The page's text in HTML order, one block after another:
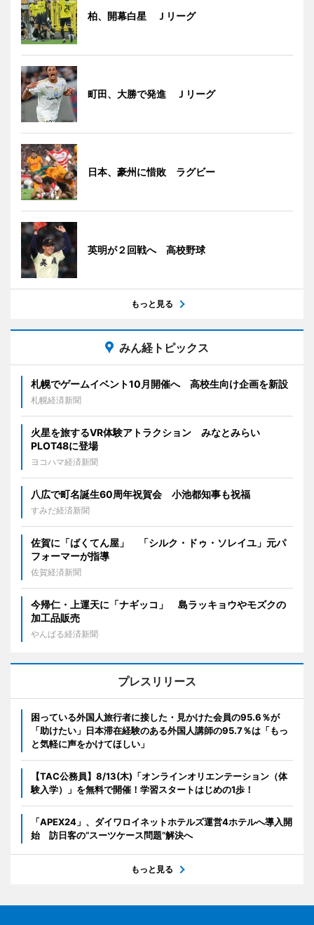
柏、開幕白星 Ｊリーグ
町田、大勝で発進 Ｊリーグ
日本、豪州に惜敗 ラグビー
英明が２回戦へ 高校野球
もっと見る
みん経トピックス
札幌でゲームイベント10月開催へ 高校生向け企画を新設
札幌経済新聞
火星を旅するVR体験アトラクション みなとみらい
PLOT48に登場
ヨコハマ経済新聞
八広で町名誕生60周年祝賀会 小池都知事も祝福
すみだ経済新聞
佐賀に「ばくてん屋」 「シルク・ドゥ・ソレイユ」元パ
フォーマーが指導
佐賀経済新聞
今帰仁・上運天に「ナギッコ」 島ラッキョウやモズクの
加工品販売
やんばる経済新聞
プレスリリース
困っている外国人旅行者に接した・見かけた会員の95.6％が
「助けたい」日本滞在経験のある外国人講師の95.7％は「もっ
と気軽に声をかけてほしい」
【TAC公務員】8/13(木)「オンラインオリエンテーション（体
験入学）」を無料で開催！学習スタートはじめの1歩！
「APEX24」、ダイワロイネットホテルズ運営4ホテルへ導入開
始 訪日客の“スーツケース問題”解決へ
もっと見る